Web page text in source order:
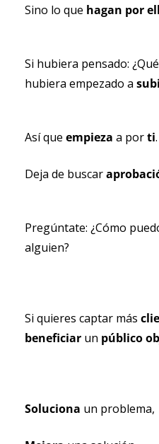
Sino lo que hagan por
Si hubiera pensado:
hubiera empezado a
Así que empieza a por ti.
Deja de buscar
Pregúntate: ¿Cómo
alguien?
Si quieres captar más
beneficiar un público
Soluciona un problema,